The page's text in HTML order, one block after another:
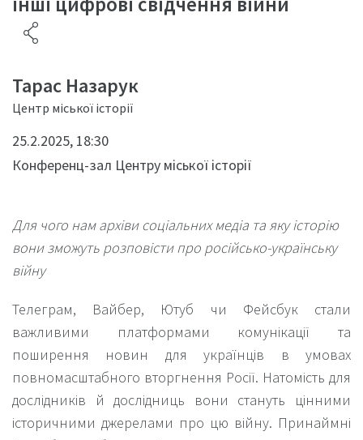
Тарас Назарук
Центр міської історії
25.2.2025, 18:30
Конференц-зал Центру міської історії
Для чого нам архіви соціальних медіа та яку історію
вони зможуть розповісти про російсько-українську
війну
Телеграм, Вайбер, Ютуб чи Фейсбук стали
важливими платформами комунікації та
поширення новин для українців в умовах
повномасштабного вторгнення Росії. Натомість для
дослідників й дослідниць вони стануть цінними
історичними джерелами про цю війну. Принаймні